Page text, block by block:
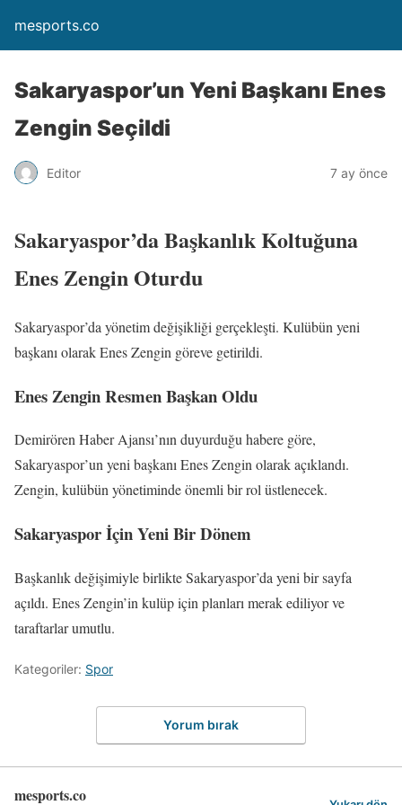
mesports.co
Sakaryaspor’un Yeni Başkanı Enes
Zengin Seçildi
Editor 7 ay önce
Sakaryaspor’da Başkanlık Koltuğuna
Enes Zengin Oturdu
Sakaryaspor’da yönetim değişikliği gerçekleşti. Kulübün yeni
başkanı olarak Enes Zengin göreve getirildi.
Enes Zengin Resmen Başkan Oldu
Demirören Haber Ajansı’nın duyurduğu habere göre,
Sakaryaspor’un yeni başkanı Enes Zengin olarak açıklandı.
Zengin, kulübün yönetiminde önemli bir rol üstlenecek.
Sakaryaspor İçin Yeni Bir Dönem
Başkanlık değişimiyle birlikte Sakaryaspor’da yeni bir sayfa
açıldı. Enes Zengin’in kulüp için planları merak ediliyor ve
taraftarlar umutlu.
Kategoriler: Spor
Yorum bırak
mesports.co